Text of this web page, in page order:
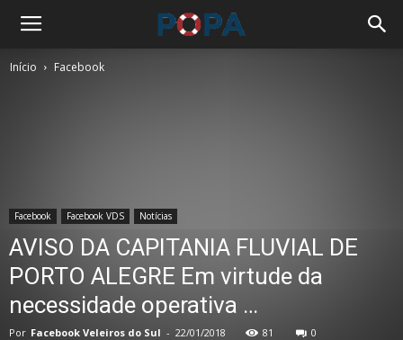
Início Facebook
Facebook Facebook VDS Notícias
AVISO DA CAPITANIA FLUVIAL DE
PORTO ALEGRE Em virtude da
necessidade operativa …
Por Facebook Veleiros do Sul - 22/01/2018 81 0